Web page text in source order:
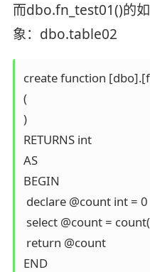
而dbo.fn_test01()的
象：dbo.table02
create function
(
)
RETURNS int
AS
BEGIN
declare @count int = 0
select @count =
return @count
END